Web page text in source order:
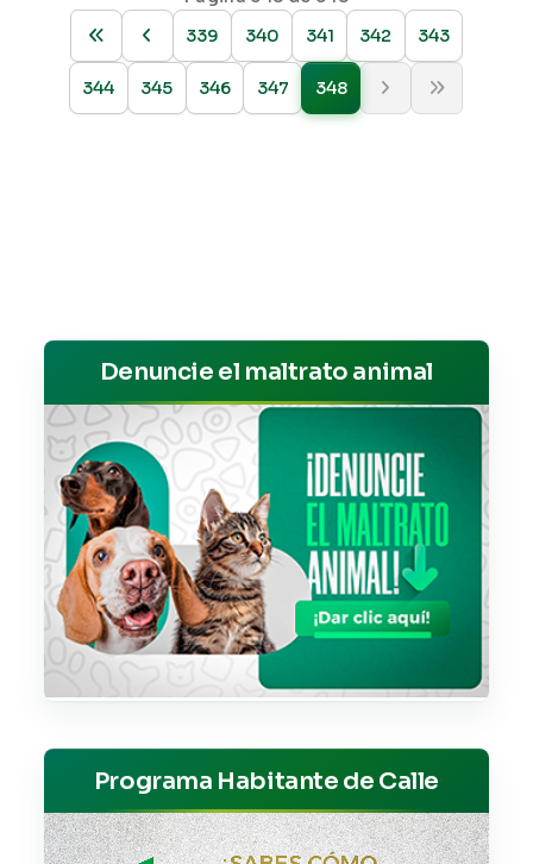
339
340 341 342 343
344 345 346 347 348
Denuncie el maltrato animal
Programa Habitante de Calle